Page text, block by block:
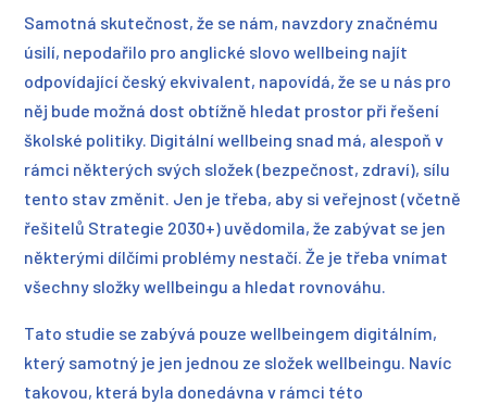
Samotná skutečnost, že se nám, navzdory značnému
úsilí, nepodařilo pro anglické slovo wellbeing najít
odpovídající český ekvivalent, napovídá, že se u nás pro
něj bude možná dost obtížně hledat prostor při řešení
školské politiky. Digitální wellbeing snad má, alespoň v
rámci některých svých složek (bezpečnost, zdraví), sílu
tento stav změnit. Jen je třeba, aby si veřejnost (včetně
řešitelů Strategie 2030+) uvědomila, že zabývat se jen
některými dílčími problémy nestačí. Že je třeba vnímat
všechny složky wellbeingu a hledat rovnováhu.
Tato studie se zabývá pouze wellbeingem digitálním,
který samotný je jen jednou ze složek wellbeingu. Navíc
takovou, která byla donedávna v rámci této